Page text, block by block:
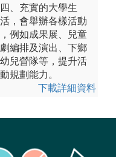
四、充實的大學生
活，會舉辦各樣活動
，例如成果展、兒童
劇編排及演出、下鄉
幼兒營隊等，提升活
動規劃能力。
下載詳細資料